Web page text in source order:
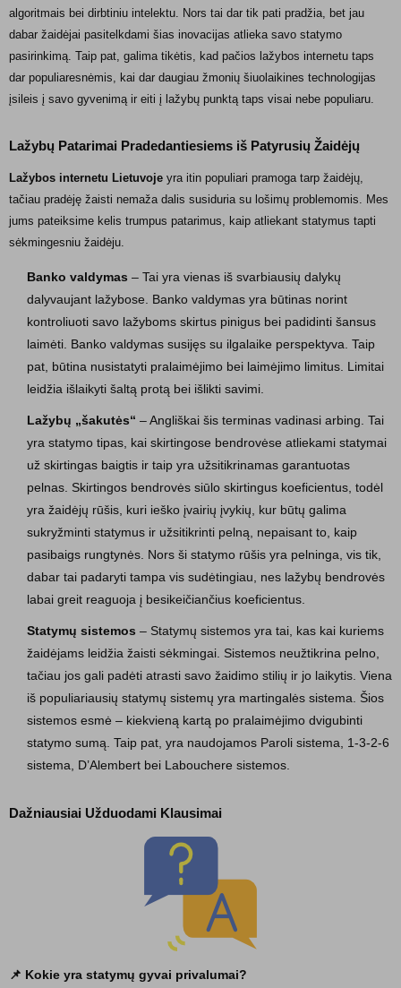
algoritmais bei dirbtiniu intelektu. Nors tai dar tik pati pradžia, bet jau
dabar žaidėjai pasitelkdami šias inovacijas atlieka savo statymo
pasirinkimą. Taip pat, galima tikėtis, kad pačios lažybos internetu taps
dar populiaresnėmis, kai dar daugiau žmonių šiuolaikines technologijas
įsileis į savo gyvenimą ir eiti į lažybų punktą taps visai nebe populiaru.
Lažybų Patarimai Pradedantiesiems iš Patyrusių Žaidėjų
Lažybos internetu Lietuvoje yra itin populiari pramoga tarp žaidėjų,
tačiau pradėję žaisti nemaža dalis susiduria su lošimų problemomis. Mes
jums pateiksime kelis trumpus patarimus, kaip atliekant statymus tapti
sėkmingesniu žaidėju.
Banko valdymas – Tai yra vienas iš svarbiausių dalykų
dalyvaujant lažybose. Banko valdymas yra būtinas norint
kontroliuoti savo lažyboms skirtus pinigus bei padidinti šansus
laimėti. Banko valdymas susijęs su ilgalaike perspektyva. Taip
pat, būtina nusistatyti pralaimėjimo bei laimėjimo limitus. Limitai
leidžia išlaikyti šaltą protą bei išlikti savimi.
Lažybų „šakutės“ – Angliškai šis terminas vadinasi arbing. Tai
yra statymo tipas, kai skirtingose bendrovėse atliekami statymai
už skirtingas baigtis ir taip yra užsitikrinamas garantuotas
pelnas. Skirtingos bendrovės siūlo skirtingus koeficientus, todėl
yra žaidėjų rūšis, kuri ieško įvairių įvykių, kur būtų galima
sukryžminti statymus ir užsitikrinti pelną, nepaisant to, kaip
pasibaigs rungtynės. Nors ši statymo rūšis yra pelninga, vis tik,
dabar tai padaryti tampa vis sudėtingiau, nes lažybų bendrovės
labai greit reaguoja į besikeičiančius koeficientus.
Statymų sistemos – Statymų sistemos yra tai, kas kai kuriems
žaidėjams leidžia žaisti sėkmingai. Sistemos neužtikrina pelno,
tačiau jos gali padėti atrasti savo žaidimo stilių ir jo laikytis. Viena
iš populiariausių statymų sistemų yra martingalės sistema. Šios
sistemos esmė – kiekvieną kartą po pralaimėjimo dvigubinti
statymo sumą. Taip pat, yra naudojamos Paroli sistema, 1-3-2-6
sistema, D’Alembert bei Labouchere sistemos.
Dažniausiai Užduodami Klausimai
📌 Kokie yra statymų gyvai privalumai?